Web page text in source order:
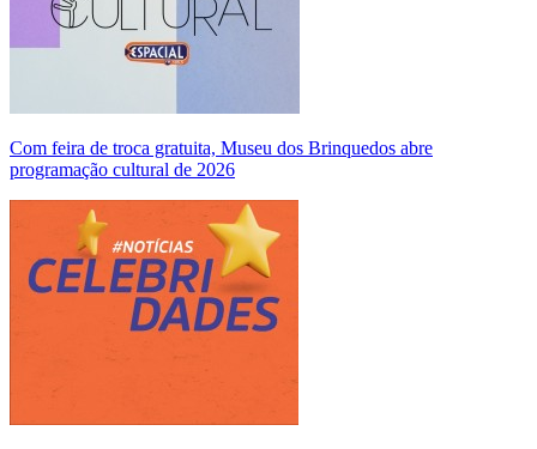
Com feira de troca gratuita, Museu dos Brinquedos abre
programação cultural de 2026